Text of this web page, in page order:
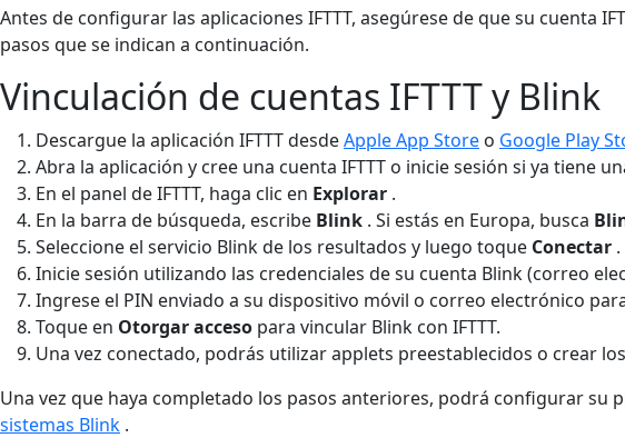
Antes de configurar las aplicaciones IFTTT, asegúrese de que su cuenta
pasos que se indican a continuación.
Vinculación de cuentas IFTTT y Blink
Descargue la aplicación IFTTT desdeApple App Store o Google Play
Abra la aplicación y cree una cuenta IFTTT o inicie sesión si ya tiene
En el panel de IFTTT, haga clic en Explorar .
En la barra de búsqueda, escribe Blink . Si estás en Europa, busca
Seleccione el servicio Blink de los resultados y luego toque Conectar .
Inicie sesión utilizando las credenciales de su cuenta Blink (correo
Ingrese el PIN enviado a su dispositivo móvil o correo electrónico
Toque en Otorgar acceso para vincular Blink con IFTTT.
Una vez conectado, podrás utilizar applets preestablecidos o crear
Una vez que haya completado los pasos anteriores, podrá configurar su
sistemas Blink .